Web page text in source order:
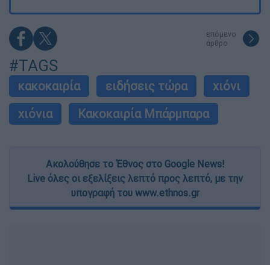
επόμενο
άρθρο
#TAGS
κακοκαιρία ειδήσεις τώρα
χιόνι
χιόνια
Κακοκαιρία Μπάρμπαρα
Ακολούθησε το Έθνος στο Google News!
Live όλες οι εξελίξεις λεπτό προς λεπτό, με την
υπογραφή του www.ethnos.gr